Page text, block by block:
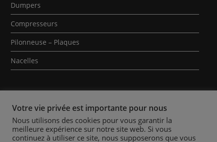
Dumpers
Compresseurs
Pilonneuse – Plaques
Nacelles
Qui sommes-nous ? Contact Mentions Légales
Votre vie privée est importante pour nous
Nous utilisons des cookies pour vous garantir la
meilleure expérience sur notre site web. Si vous
continuez à utiliser ce site, nous supposerons que vous